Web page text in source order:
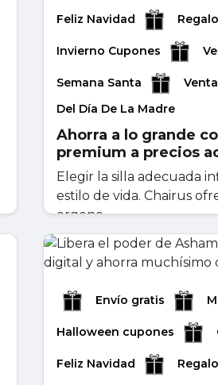
Feliz Navidad
Invierno Cupones
Semana Santa
Del Día De La Madre
Ahorra a lo grande
premium a precios
Elegir la silla adecuada
estilo de vida. Chairus
ergono...
abril 30, 2026
Envío gratis
Halloween cupones
Feliz Navidad